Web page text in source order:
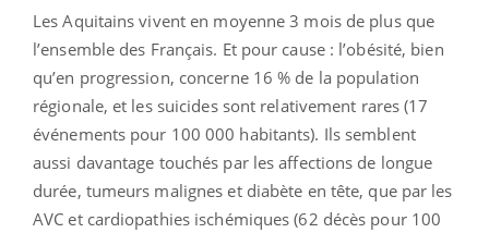
Les Aquitains vivent en moyenne 3 mois de plus que
l’ensemble des Français. Et pour cause : l’obésité, bien
qu’en progression, concerne 16 % de la population
régionale, et les suicides sont relativement rares (17
événements pour 100 000 habitants). Ils semblent
aussi davantage touchés par les affections de longue
durée, tumeurs malignes et diabète en tête, que par les
AVC et cardiopathies ischémiques (62 décès pour 100